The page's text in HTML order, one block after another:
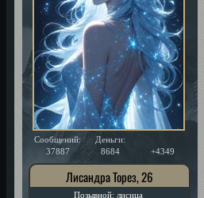
Сообщений:
37887
Деньги:
8684
+4349
Лисандра Торез, 26
Позывной: лисица